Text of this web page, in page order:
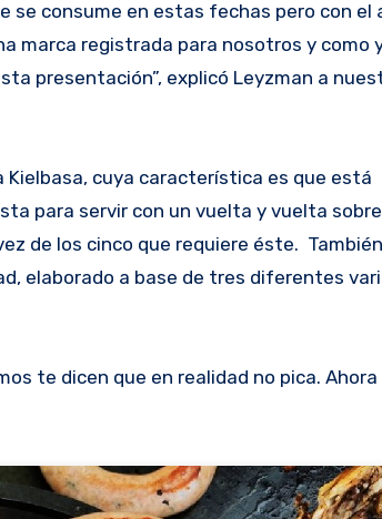
se consume en estas fechas pero con el
marca registrada para nosotros y como
presentación”, explicó Leyzman a
Kielbasa, cuya característica es que está
para servir con un vuelta y vuelta
de los cinco que requiere éste.
elaborado a base de tres diferentes
te dicen que en realidad no pica. Ahora